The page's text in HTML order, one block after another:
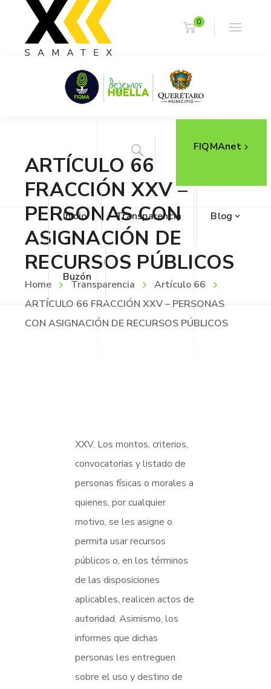
0
FIQMAnet
Inicio Transparencia Blog
Buzón
ARTÍCULO 66
FRACCIÓN XXV –
PERSONAS CON
ASIGNACIÓN DE
RECURSOS PÚBLICOS
Home Transparencia
Artículo 66
ARTÍCULO 66 FRACCIÓN XXV – PERSONAS
CON ASIGNACIÓN DE RECURSOS PÚBLICOS
XXV. Los montos, criterios,
convocatorias y listado de
personas físicas o morales a
quienes, por cualquier
motivo, se les asigne o
permita usar recursos
públicos o, en los términos
de las disposiciones
aplicables, realicen actos de
autoridad. Asimismo, los
informes que dichas
personas les entreguen
sobre el uso y destino de